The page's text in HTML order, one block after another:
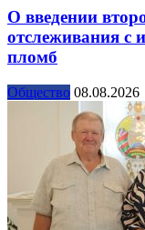
О введении
отслеживания с
пломб
Общество 08.08.2026